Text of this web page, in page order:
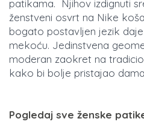
patikama. Njihov izdignuti
ženstveni osvrt na Nike
bogato postavljen jezik
mekoću. Jedinstvena
moderan zaokret na
kako bi bolje pristajao
Pogledaj sve ženske